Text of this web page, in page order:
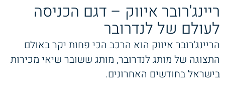
ריינג'רובר איווק – דגם הכניסה
לעולם של לנדרובר
הריינג'רובר איווק הוא הרכב הכי פחות יקר באולם
התצוגה של מותג לנדרובר, מותג ששובר שיאי מכירות
בישראל בחודשים האחרונים.